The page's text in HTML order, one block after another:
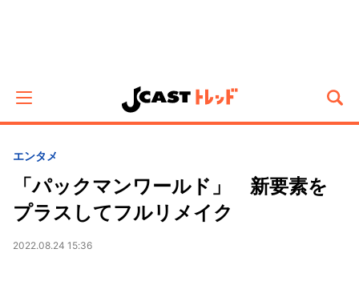
エンタメ
「パックマンワールド」 新要素を
プラスしてフルリメイク
2022.08.24 15:36